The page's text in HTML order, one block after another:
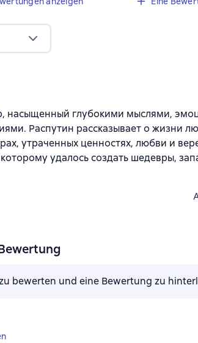
насыщенный глубокими мыслями,
Распутин рассказывает о жизни
утраченных ценностях, любви и
удалось создать шедевры,
bewerten und eine Bewertung zu